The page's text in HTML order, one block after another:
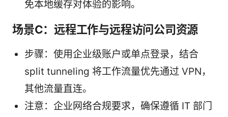
免本地缓存对体验的影响。
场景C：远程工作与远程访问公司资源
步骤：使用企业级账户或单点登录，结合
split tunneling 将工作流量优先通过 VPN，
其他流量直连。
注意：企业网络合规要求，确保遵循 IT 部门